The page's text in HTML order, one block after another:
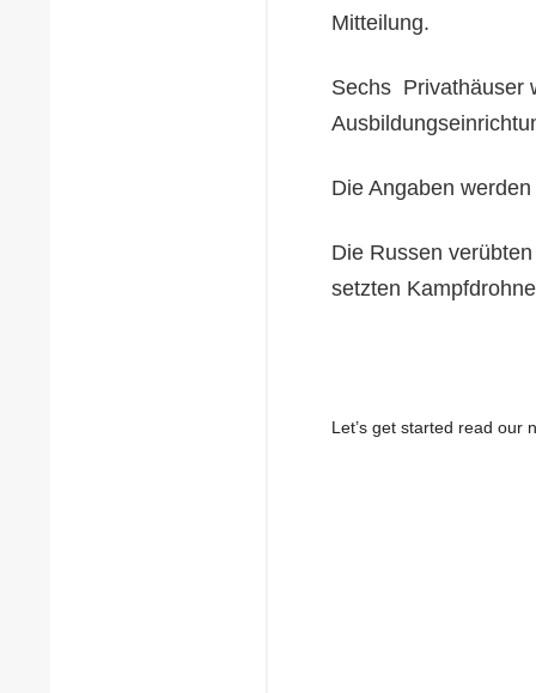
Mitteilung.
Sechs Privathäuser
Die Angaben
Die Russen
setzten
Let’s get started read our